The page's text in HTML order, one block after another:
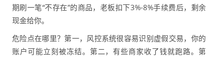
期刷一笔“不存在”的商品，老板扣下3%-8%手续费后，剩余
现金给你。
危险点在哪里？第一，风控系统很容易识别虚假交易，你的
账户可能立刻被冻结。第二，有些商家收了钱就跑路。第